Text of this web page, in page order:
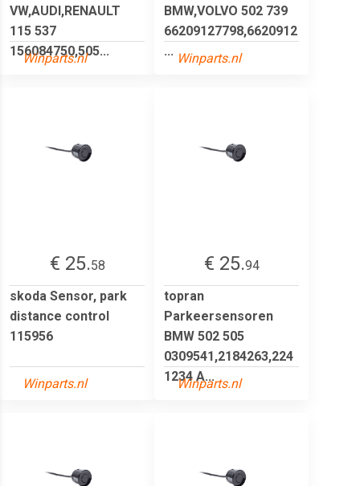
VW,AUDI,RENAULT
115 537
156084750,505...
Winparts.nl
BMW,VOLVO 502 739
66209127798,6620912
... Winparts.nl
€ 25.58
skoda Sensor, park
distance control
115956
Winparts.nl
€ 25.94
topran
Parkeersensoren
BMW 502 505
0309541,2184263,224
1234 A...
Winparts.nl